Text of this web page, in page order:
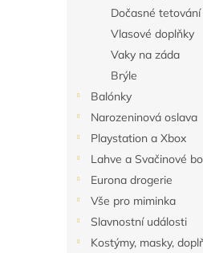
Dočasné tetování
Vlasové doplňky
Vaky na záda
Brýle
Balónky
Narozeninová oslava
Playstation a Xbox
Lahve a Svačinové
Eurona drogerie
Vše pro miminka
Slavnostní události
Kostýmy, masky,